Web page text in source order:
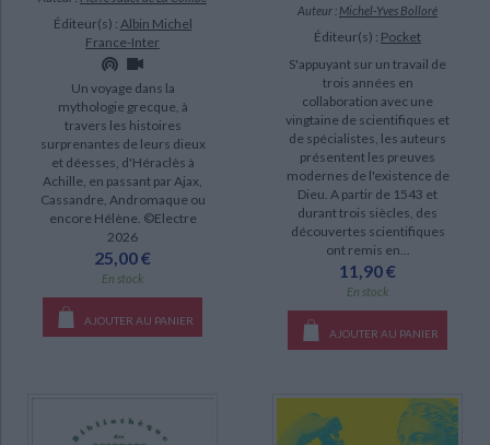
Éditeur(s) : Albin Michel
France-Inter
Un voyage dans la
mythologie grecque, à
travers les histoires
surprenantes de leurs dieux
et déesses, d'Héraclès à
Achille, en passant par Ajax,
Cassandre, Andromaque ou
encore Hélène. ©Electre
2026
25,00 €
En stock
AJOUTER AU PANIER
Auteur : Michel-Yves Bolloré
Éditeur(s) : Pocket
S'appuyant sur un travail de
trois années en
collaboration avec une
vingtaine de scientifiques et
de spécialistes, les auteurs
présentent les preuves
modernes de l'existence de
Dieu. A partir de 1543 et
durant trois siècles, des
découvertes scientifiques
ont remis en...
11,90 €
En stock
AJOUTER AU PANIER